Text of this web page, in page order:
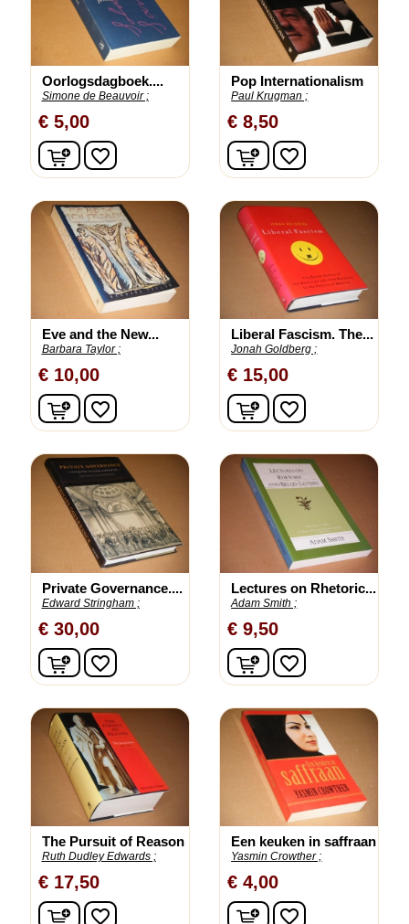
Oorlogsdagboek....
Simone de Beauvoir ;
€ 5,00
In winkelwagen
favorite_border
Pop Internationalism
Paul Krugman ;
€ 8,50
In winkelwagen
favorite_border
Eve and the New...
Barbara Taylor ;
€ 10,00
In winkelwagen
favorite_border
Liberal Fascism. The...
Jonah Goldberg ;
€ 15,00
In winkelwagen
favorite_border
Private Governance....
Edward Stringham ;
€ 30,00
In winkelwagen
favorite_border
Lectures on Rhetoric...
Adam Smith ;
€ 9,50
In winkelwagen
favorite_border
The Pursuit of Reason
Ruth Dudley Edwards ;
€ 17,50
In winkelwagen
favorite_border
Een keuken in saffraan
Yasmin Crowther ;
€ 4,00
In winkelwagen
favorite_border